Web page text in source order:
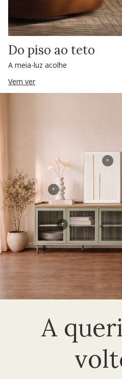
Do piso ao teto
A meia-luz acolhe
Vem ver
A
+
+
+